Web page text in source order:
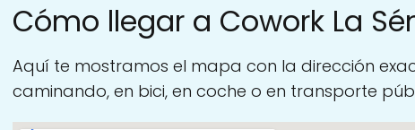
Cómo llegar a Cowork La
Aquí te mostramos el mapa con la dirección
caminando, en bici, en coche o en transporte